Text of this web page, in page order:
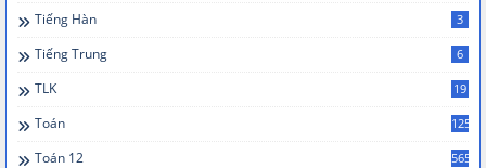
Tiếng Hàn 3
Tiếng Trung 6
TLK 19
Toán 125
Toán 12 565